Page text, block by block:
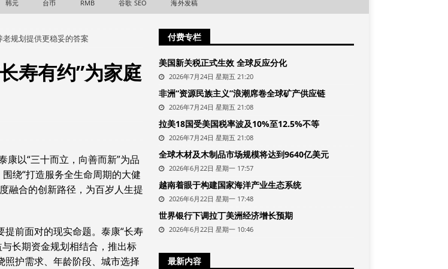
韩元 台币 RMB 谷歌 SEO 海外发稿
规划提供更稳妥的答案
寿有约”为家庭
以“三十而立，向善而新”为品
绕“打造服务全生命周期的大健
融合的创新路径，为百岁人生提
前面对的现实命题。泰康“长寿
长期资金规划相结合，推出标
护需求、年龄阶段、城市选择
付费专栏
美国新关税正式生效 全球反应分化
2026年7月24日 星期五 21:20
非洲“资源民族主义”浪潮席卷全球矿产供应链
2026年7月24日 星期五 21:08
拉美18国受美国税率波及10%至12.5%不等
2026年7月24日 星期五 21:08
全球木材及木制品市场规模将达到9640亿美元
2026年6月22日 星期一 17:57
越南着眼于构建国家海洋产业生态系统
2026年6月22日 星期一 17:48
世界银行下调拉丁美洲经济增长预期
2026年6月22日 星期一 10:46
最新内容